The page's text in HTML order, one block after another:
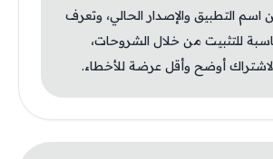
اسم التطبيق والإصدار الحالي، وتعرف
للتثبيت من خلال الشروحات،
أوضح وأقل عرضة للأخطاء.